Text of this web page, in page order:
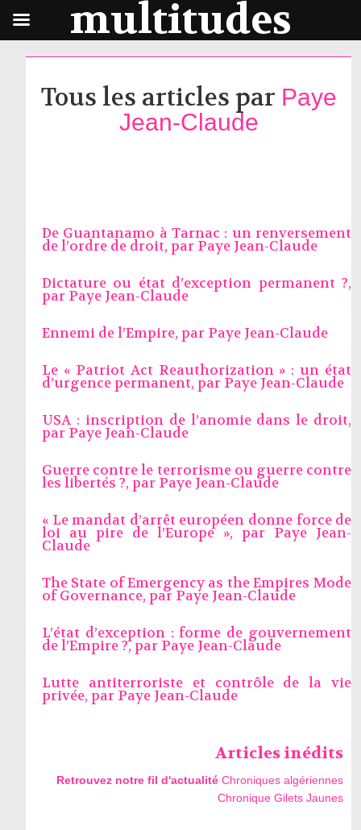
Tous les articles par Paye
Jean-Claude
De Guantanamo à Tarnac : un renversement
de l’ordre de droit, par Paye Jean-Claude
Dictature ou état d’exception permanent ?,
par Paye Jean-Claude
Ennemi de l’Empire, par Paye Jean-Claude
Le « Patriot Act Reauthorization » : un état
d’urgence permanent, par Paye Jean-Claude
USA : inscription de l’anomie dans le droit,
par Paye Jean-Claude
Guerre contre le terrorisme ou guerre contre
les libertés ?, par Paye Jean-Claude
« Le mandat d’arrêt européen donne force de
loi au pire de l’Europe », par Paye Jean-
Claude
The State of Emergency as the Empires Mode
of Governance, par Paye Jean-Claude
L’état d’exception : forme de gouvernement
de l’Empire ?, par Paye Jean-Claude
Lutte antiterroriste et contrôle de la vie
privée, par Paye Jean-Claude
Articles inédits
Retrouvez notre fil d'actualité Chroniques algériennes
Chronique Gilets Jaunes
multitudes